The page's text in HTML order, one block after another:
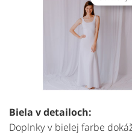
Biela v detailoch:
Doplnky v bielej farbe